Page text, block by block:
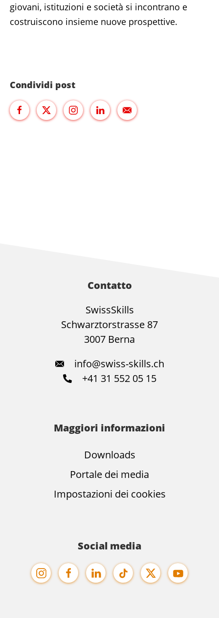
giovani, istituzioni e società si incontrano e
costruiscono insieme nuove prospettive.
Condividi post
Contatto
SwissSkills
Schwarztorstrasse 87
3007 Berna
info@swiss-skills.ch
+41 31 552 05 15
Maggiori informazioni
Downloads
Portale dei media
Impostazioni dei cookies
Social media